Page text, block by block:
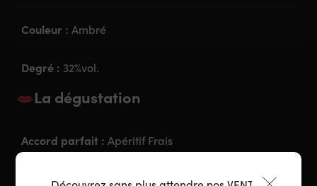
Couleur :Ambré
Degré : 32%vol.
La dégustation
Accord parfait :Apéritif Frais